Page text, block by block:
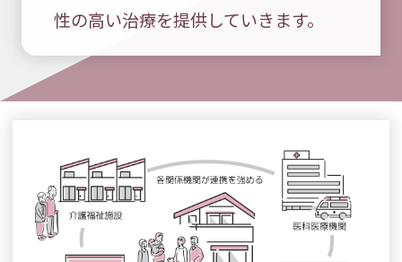
性の高い治療を提供していきます。